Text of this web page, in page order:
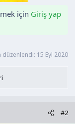
için Giriş yap
düzenlendi: 15 Eyl 2020
#2